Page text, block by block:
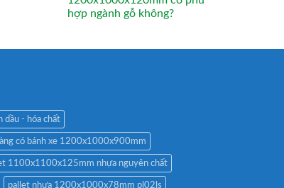
hợp ngành gỗ không?
dầu - hóa chất
có bánh xe 1200x1000x900mm
1100x1100x125mm nhựa nguyên chất
pallet nhựa 1200x1000x78mm pl02ls